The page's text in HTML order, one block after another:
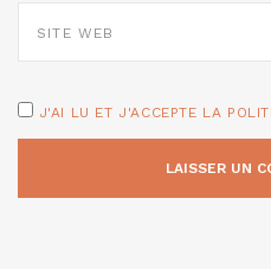
WEB
J'AI LU ET J'ACCEPTE LA